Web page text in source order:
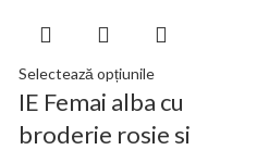
Selectează opțiunile
IE Femai alba cu
broderie rosie si